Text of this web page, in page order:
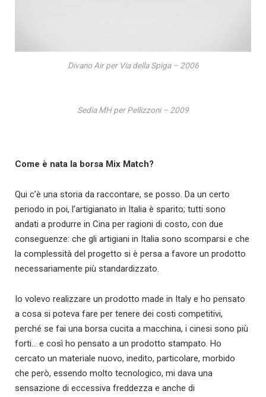
Divano Air per Via della Spiga – 2006
Sedia MH per Pellizzoni – 2009
Come è nata la borsa Mix Match?
Qui c’è una storia da raccontare, se posso. Da un certo
periodo in poi, l’artigianato in Italia è sparito; tutti sono
andati a produrre in Cina per ragioni di costo, con due
conseguenze: che gli artigiani in Italia sono scomparsi e che
la complessità del progetto si è persa a favore un prodotto
necessariamente più standardizzato.
Io volevo realizzare un prodotto made in Italy e ho pensato
a cosa si poteva fare per tenere dei costi competitivi,
perché se fai una borsa cucita a macchina, i cinesi sono più
forti… e così ho pensato a un prodotto stampato. Ho
cercato un materiale nuovo, inedito, particolare, morbido
che però, essendo molto tecnologico, mi dava una
sensazione di eccessiva freddezza e anche di